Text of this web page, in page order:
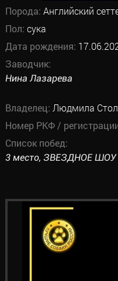
Порода: Английский
Пол: сука
Дата рождения:
Заводчик:
Нина Лазарева
Владелец: Людмила
Номер РКФ /
Список побед:
3 место, ЗВЕЗДНОЕ ШОУ